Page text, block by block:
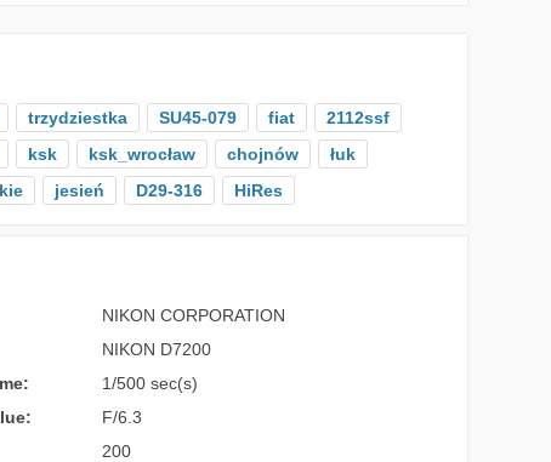
trzydziestka SU45-079 fiat
2112ssf
ksk ksk_wrocław chojnów
łuk
jesień D29-316 HiRes
NIKON CORPORATION
NIKON D7200
1/500 sec(s)
F/6.3
200